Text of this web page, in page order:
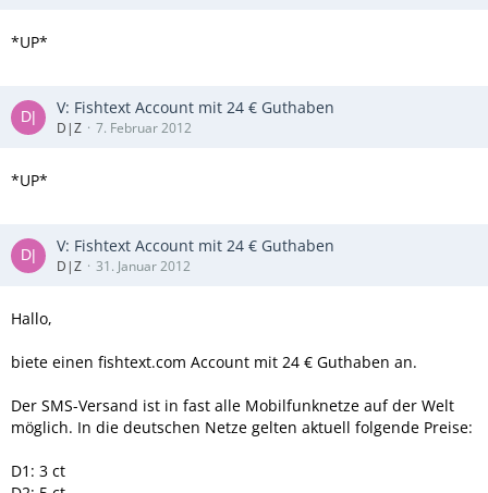
*UP*
V: Fishtext Account mit 24 € Guthaben
D|Z 7. Februar 2012
*UP*
V: Fishtext Account mit 24 € Guthaben
D|Z 31. Januar 2012
Hallo,
biete einen fishtext.com Account mit 24 € Guthaben an.
Der SMS-Versand ist in fast alle Mobilfunknetze auf der Welt
möglich. In die deutschen Netze gelten aktuell folgende Preise:
D1: 3 ct